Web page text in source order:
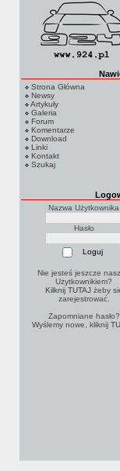
Strona Główna
Newsy
Artykuły
Galeria
Forum
Komentarze
Download
Linki
Kontakt
Szukaj
Nazwa Użytkownika
Hasło
Nie jesteś jeszcze
Użytkownikiem?
Kilknij TUTAJżeby
zarejestrować.
Zapomniane hasło?
Wyślemy nowe, kliknij